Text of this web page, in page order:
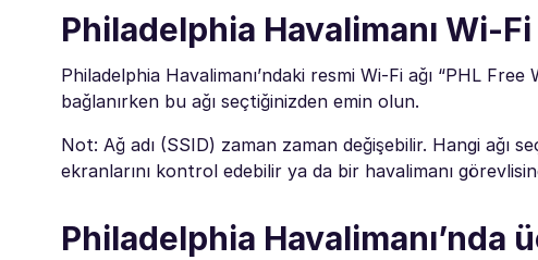
Philadelphia Havalimanı Wi-Fi
Philadelphia Havalimanı’ndaki resmi Wi-Fi ağı “PHL
bağlanırken bu ağı seçtiğinizden emin olun.
Not: Ağ adı (SSID) zaman zaman değişebilir. Hangi ağı
ekranlarını kontrol edebilir ya da bir havalimanı
Philadelphia Havalimanı’nda